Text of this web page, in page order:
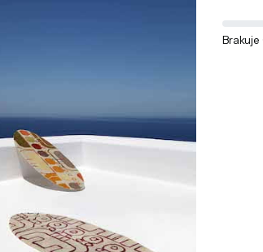
Brakuje